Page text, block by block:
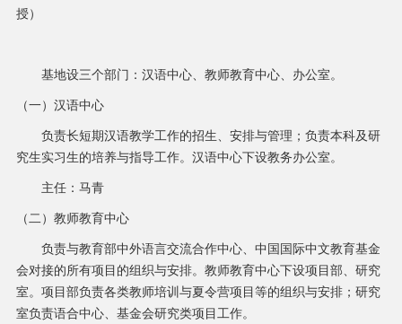
授）
基地设三个部门：汉语中心、教师教育中心、办公室。
（一）汉语中心
负责长短期汉语教学工作的招生、安排与管理；负责本科及研
究生实习生的培养与指导工作。汉语中心下设教务办公室。
主任：马青
（二）教师教育中心
负责与教育部中外语言交流合作中心、中国国际中文教育基金
会对接的所有项目的组织与安排。教师教育中心下设项目部、研究
室。项目部负责各类教师培训与夏令营项目等的组织与安排；研究
室负责语合中心、基金会研究类项目工作。